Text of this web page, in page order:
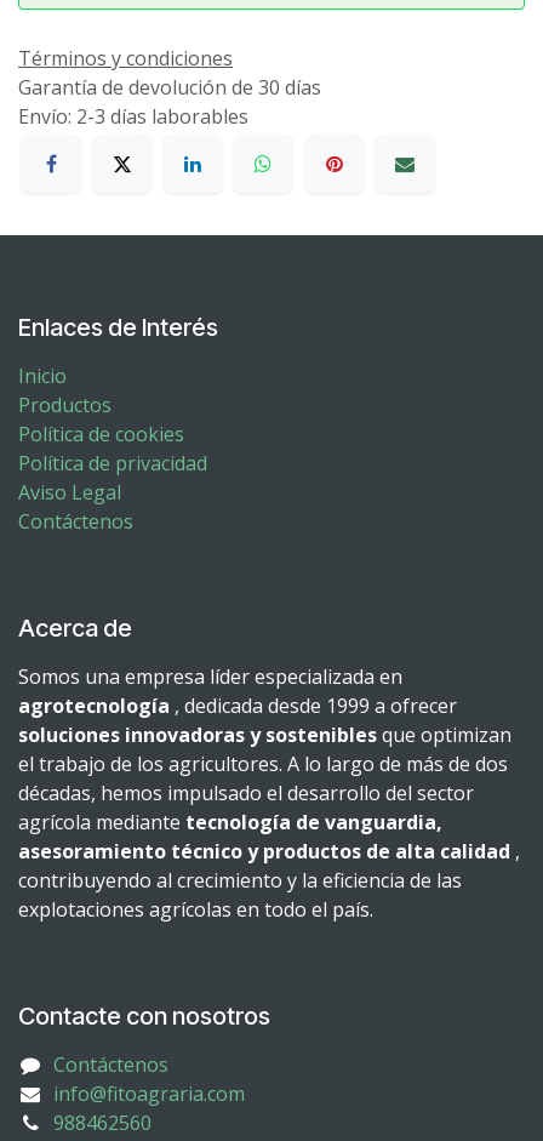
Términos y condiciones
Garantía de devolución de 30 días
Envío: 2-3 días laborables
Enlaces de Interés
Inicio
Productos
Política de cookies
Política de privacidad
Aviso Legal
Contáctenos
Acerca de
Somos una empresa líder especializada en
agrotecnología , dedicada desde 1999 a ofrecer
soluciones innovadoras y sosteniblesque optimizan
el trabajo de los agricultores. A lo largo de más de dos
décadas, hemos impulsado el desarrollo del sector
agrícola mediante tecnología de vanguardia,
asesoramiento técnico y productos de alta calidad ,
contribuyendo al crecimiento y la eficiencia de las
explotaciones agrícolas en todo el país.
Contacte con nosotros
Contáctenos
info@fitoagraria.com
988462560